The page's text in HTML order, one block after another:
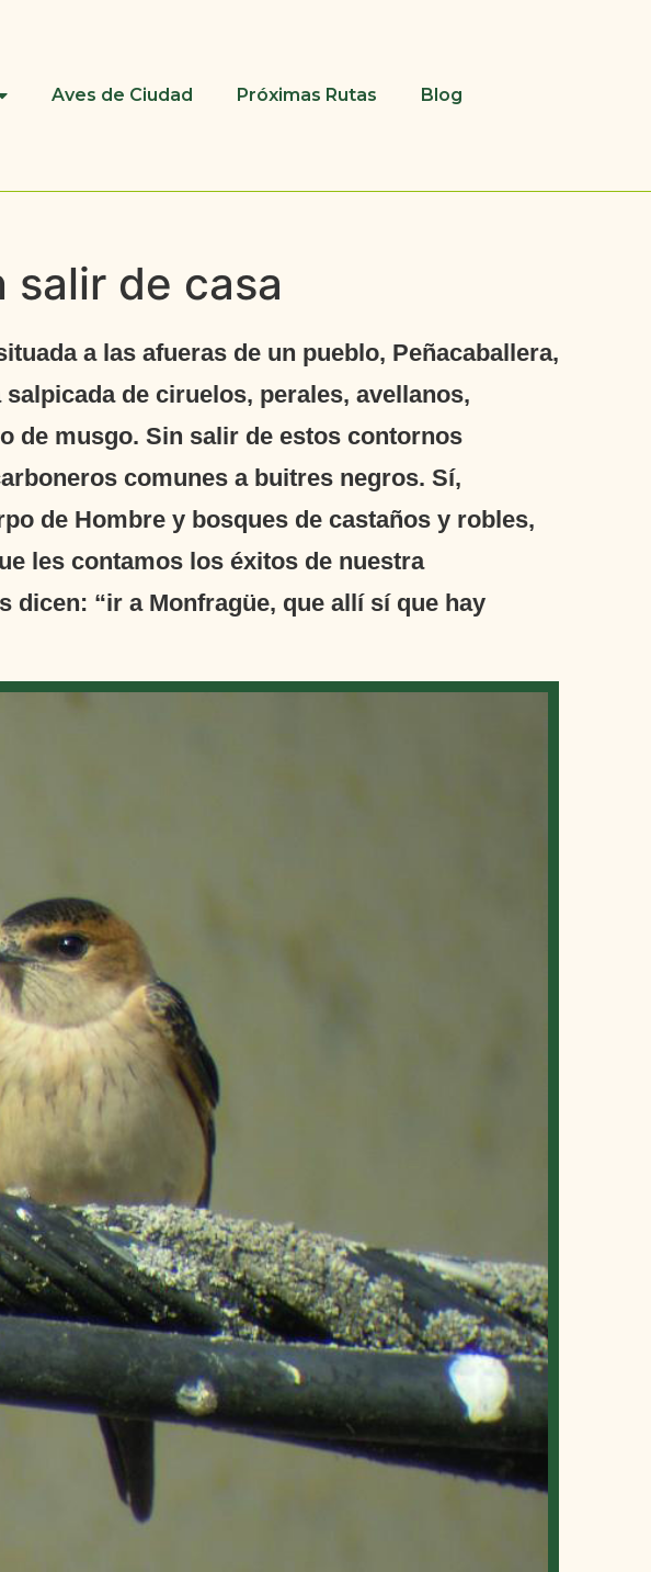
Aves de Ciudad Próximas Rutas Blog
salir de casa
a las afueras de un pueblo, Peñacaballera,
de ciruelos, perales, avellanos,
de musgo. Sin salir de estos contornos
comunes a buitres negros. Sí,
de Hombre y bosques de castaños y robles,
les contamos los éxitos de nuestra
dicen: “ir a Monfragüe, que allí sí que hay